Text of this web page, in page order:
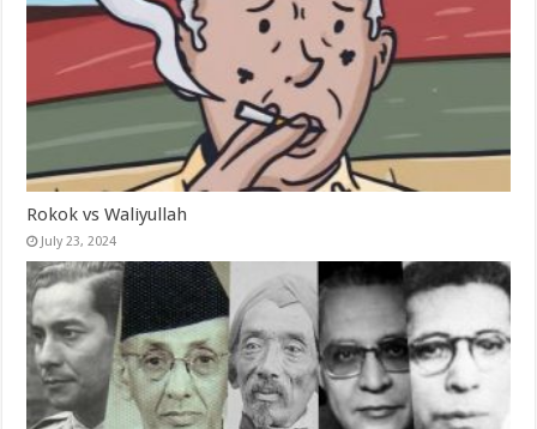
Rokok vs Waliyullah
July 23, 2024